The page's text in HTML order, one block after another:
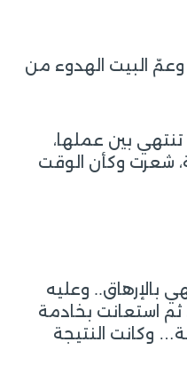
وعمّ البيت الهدوء من
تنتهي بين عملها،
شعرت وكأن الوقت
بالإرهاق.. وعليه
ثم استعانت بخادمة
وكانت النتيجة